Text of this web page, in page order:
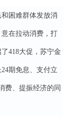
困难群体发放消
在拉动消费，打
418大促，苏宁金
期免息、支付立
费、提振经济的同